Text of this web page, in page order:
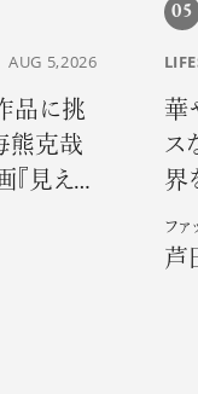
AUG 5,2026
品に挑
熊克哉
見えな
』で魅せ
05
華
ス
界
ゼ
フ
芦